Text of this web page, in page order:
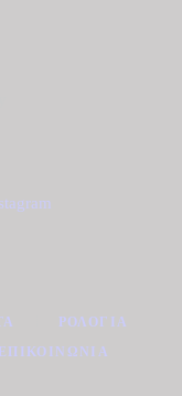
ΡΟΛΌΓΙΑ
ΕΠΙΚΟΙΝΩΝΊΑ